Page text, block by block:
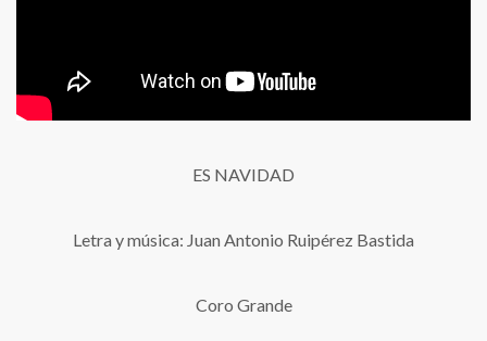
ES NAVIDAD
Letra y música: Juan Antonio Ruipérez Bastida
Coro Grande